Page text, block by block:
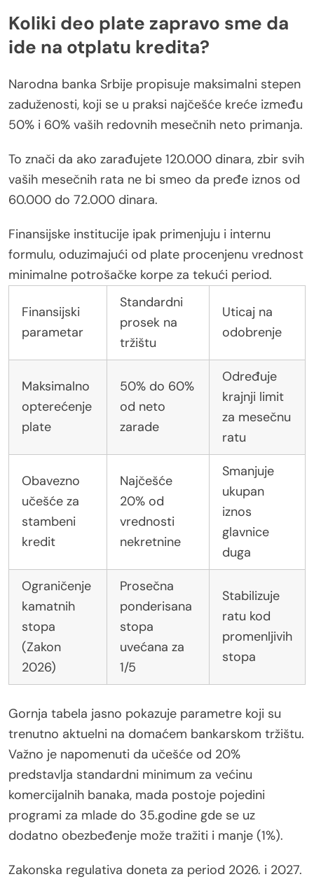
Koliki deo plate zapravo sme da
ide na otplatu kredita?
Narodna banka Srbije propisuje maksimalni stepen
zaduženosti, koji se u praksi najčešće kreće između
50% i 60% vaših redovnih mesečnih neto primanja.
To znači da ako zarađujete 120.000 dinara, zbir svih
vaših mesečnih rata ne bi smeo da pređe iznos od
60.000 do 72.000 dinara.
Finansijske institucije ipak primenjuju i internu
formulu, oduzimajući od plate procenjenu vrednost
minimalne potrošačke korpe za tekući period.
Finansijski
parametar
Standardni
prosek na
tržištu
Uticaj na
odobrenje
Maksimalno
opterećenje
plate
50% do 60%
od neto
zarade
Određuje
krajnji limit
za mesečnu
ratu
Obavezno
učešće za
stambeni
kredit
Najčešće
20% od
vrednosti
nekretnine
Smanjuje
ukupan
iznos
glavnice
duga
Ograničenje
kamatnih
stopa
(Zakon
2026)
Prosečna
ponderisana
stopa
uvećana za
1/5
Stabilizuje
ratu kod
promenljivih
stopa
Gornja tabela jasno pokazuje parametre koji su
trenutno aktuelni na domaćem bankarskom tržištu.
Važno je napomenuti da učešće od 20%
predstavlja standardni minimum za većinu
komercijalnih banaka, mada postoje pojedini
programi za mlade do 35.godine gde se uz
dodatno obezbeđenje može tražiti i manje (1%).
Zakonska regulativa doneta za period 2026. i 2027.